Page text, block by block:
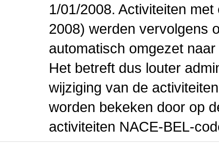
1/01/2008. Activiteiten
2008) werden vervolgens
automatisch omgezet
Het betreft dus louter
wijziging van de
worden bekeken door op
activiteiten NACE-BEL-